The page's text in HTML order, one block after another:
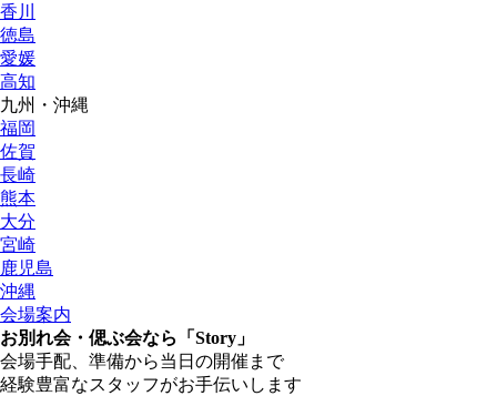
香川
徳島
愛媛
高知
九州・沖縄
福岡
佐賀
長崎
熊本
大分
宮崎
鹿児島
沖縄
会場案内
お別れ会・偲ぶ会なら「Story」
会場手配、準備から当日の開催まで
経験豊富なスタッフがお手伝いします